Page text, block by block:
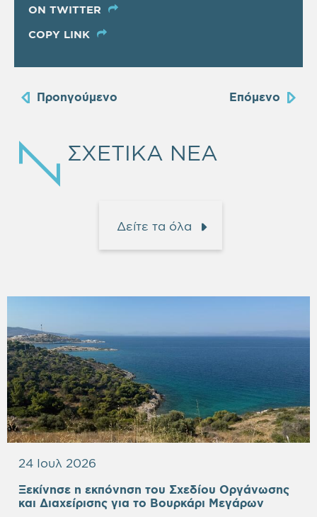
ON TWITTER
COPY LINK
Προηγούμενο Επόμενο
ΣΧΕΤΙΚΑ ΝΕΑ
Δείτε τα όλα
24 Ιουλ 2026
Ξεκίνησε η εκπόνηση του Σχεδίου Οργάνωσης
και Διαχείρισης για το Βουρκάρι Μεγάρων